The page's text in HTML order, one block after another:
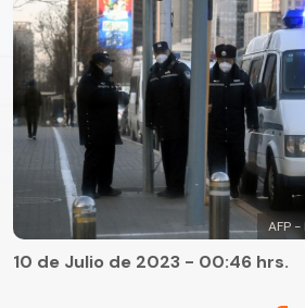
AFP
10 de Julio de 2023 - 00:46 hrs.